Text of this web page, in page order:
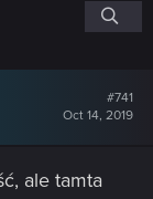
#741
Oct 14, 2019
ale tamta